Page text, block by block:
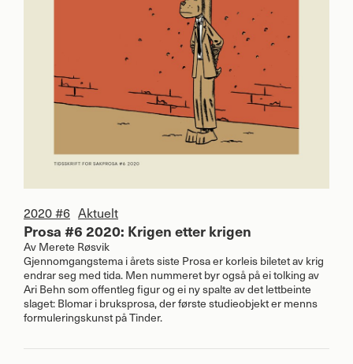
2020 #6 Aktuelt
Prosa #6 2020: Krigen etter krigen
Av Merete Røsvik
Gjennomgangstema i årets siste Prosa er korleis biletet av krig
endrar seg med tida. Men nummeret byr også på ei tolking av
Ari Behn som offentleg figur og ei ny spalte av det lettbeinte
slaget: Blomar i bruksprosa, der første studieobjekt er menns
formuleringskunst på Tinder.